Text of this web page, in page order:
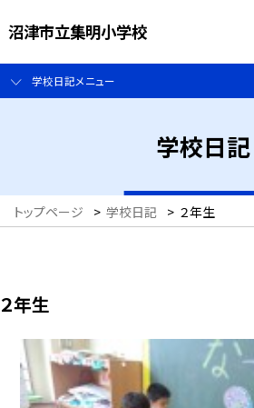
沼津市立集明小学校
学校日記メニュー
学校日記
トップページ > 学校日記 > ２年生
２年生